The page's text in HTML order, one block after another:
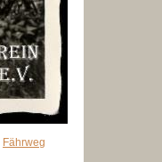
Fährweg